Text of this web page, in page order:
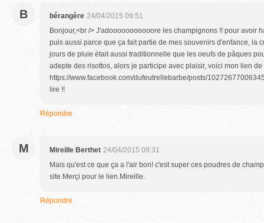
B bérangère 24/04/2015 09:51
Bonjour,<br /> J'adooooooooooore les champignons !! pour avoir
puis aussi parce que ça fait partie de mes souvenirs d'enfance, la
jours de pluie était aussi traditionnelle que les oeufs de pâques
adepte des risottos, alors je participe avec plaisir, voici mon lien de
https://www.facebook.com/dufeutrellebarbe/posts/
lire !!
Répondre
M Mireille Berthet 24/04/2015 09:31
Mais qu'est ce que ça a l'air bon! c'est super ces poudres de
site.Merçi pour le lien.Mireille.
Répondre